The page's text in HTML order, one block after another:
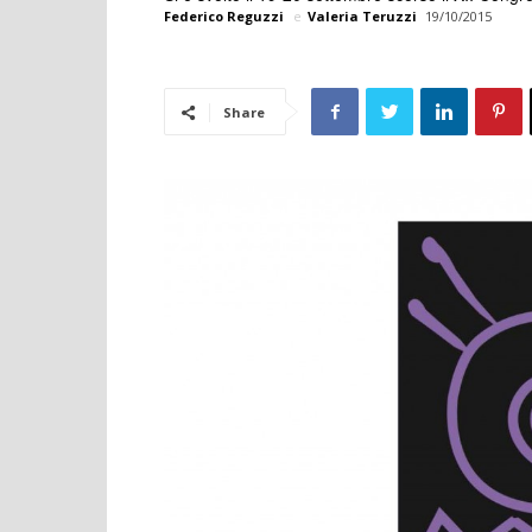
Federico Reguzzi e Valeria Teruzzi 19/10/2015
Share